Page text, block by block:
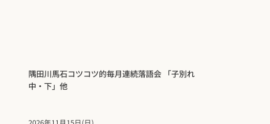
隅田川馬石コツコツ的毎月連続落語会 「子別れ
中・下」他